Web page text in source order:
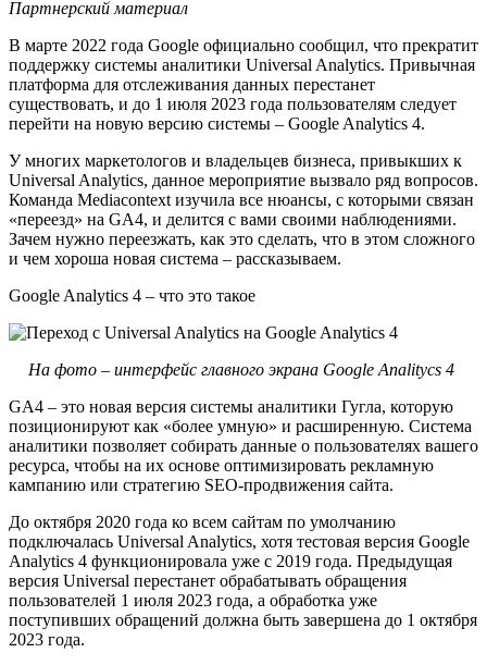
Партнерский материал
В марте 2022 года Google официально сообщил, что прекратит
поддержку системы аналитики Universal Analytics. Привычная
платформа для отслеживания данных перестанет
существовать, и до 1 июля 2023 года пользователям следует
перейти на новую версию системы – Google Analytics 4.
У многих маркетологов и владельцев бизнеса, привыкших к
Universal Analytics, данное мероприятие вызвало ряд вопросов.
Команда Mediacontext изучила все нюансы, с которыми связан
«переезд» на GA4, и делится с вами своими наблюдениями.
Зачем нужно переезжать, как это сделать, что в этом сложного
и чем хороша новая система – рассказываем.
Google Analytics 4 – что это такое
На фото – интерфейс главного экрана Google Analitycs 4
GA4 – это новая версия системы аналитики Гугла, которую
позиционируют как «более умную» и расширенную. Система
аналитики позволяет собирать данные о пользователях вашего
ресурса, чтобы на их основе оптимизировать рекламную
кампанию или стратегию SEO-продвижения сайта.
До октября 2020 года ко всем сайтам по умолчанию
подключалась Universal Analytics, хотя тестовая версия Google
Analytics 4 функционировала уже с 2019 года. Предыдущая
версия Universal перестанет обрабатывать обращения
пользователей 1 июля 2023 года, а обработка уже
поступивших обращений должна быть завершена до 1 октября
2023 года.